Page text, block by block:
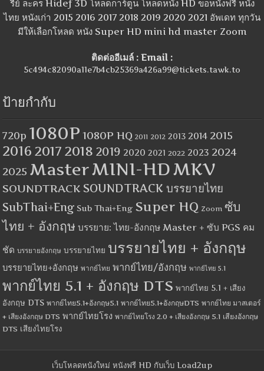
รีย์ ละคร Hidef 3D โหลดการ์ตูน โหลดหนัง HD ขอหนังฟรี หนัง
ไทย หนังเก่า 2015 2016 2017 2018 2019 2020 2021 อัพเดท ทุกวัน
มีให้เลือกโหลด หนัง Super HD mini hd master Zoom
ติดต่ออีเมล์ : Email :
5c494c82090a11e7b4cb25369a426a99@tickets.tawk.to
ป้ายกำกับ
720p 1080P 1080P HQ 2011 2012 2013 2014 2015
2016 2017 2018 2019 2020 2021 2022 2023 2024
2025 MasterMINI-HDMKV
SOUNDTRACK SOUNDTRACK บรรยายไทย
SubThai+Eng Sub Thai+Eng Super HQ Zoom ซับ
ไทย + อังกฤษ บรรยาย: ไทย-อังกฤษ Master + ซับ PGS คม
ชัด บรรยายอังกฤษ บรรยายไทย บรรยายไทย + อังกฤษ
บรรยายไทย+อังกฤษ พากย์ไทย พากย์ไทย/อังกฤษ พากย์ไทย 5.1
พากย์ไทย 5.1 + อังกฤษ DTS พากย์ไทย 5.1 + เสียง
อังกฤษ DTS พากย์ไทย5.1+อังกฤษ5.1 พากย์ไทย5.1+อังกฤษDTS พากย์ไทย มาสเตอร์
+ เสียงอังกฤษ DTS พากย์ไทยโรง พากย์ไทยโรง 2.0 + เสียงอังกฤษ 5.1 เสียงอังกฤษ
DTS เสียงไทยโรง
เว็บโหลดหนังใหม่ หนังฟรี HD กับเว็บ Load2up